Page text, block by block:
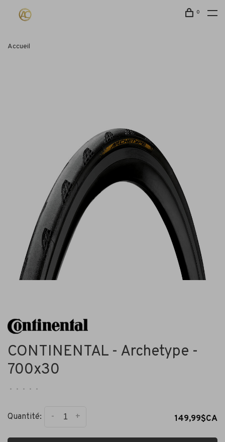
0
Accueil
CONTINENTAL - Archetype -
700x30
• • • • •
Quantité: +
- 149,99$CA